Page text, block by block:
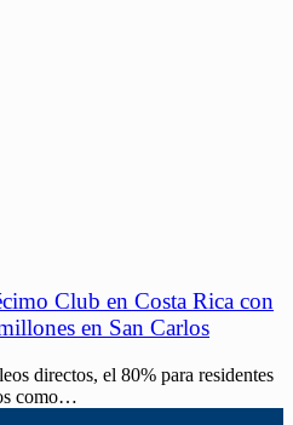
Club en Costa Rica con
en San Carlos
directos, el 80% para residentes
como…